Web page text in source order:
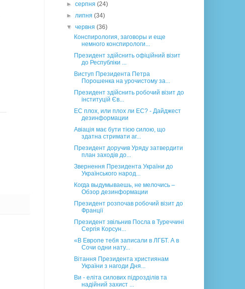
►серпня(24)
►липня(34)
▼червня(36)
Конспирология, заговоры и еще
немного конспирологи...
Президент здійснить офіційний візит
до Республіки ...
Виступ Президента Петра
Порошенка на урочистому за...
Президент здійснить робочий візит до
інституцій Єв...
ЕС плох, или плох ли ЕС? - Дайджест
дезинформации
Авіація має бути тією силою, що
здатна стримати аг...
Президент доручив Уряду затвердити
план заходів до...
Звернення Президента України до
Українського народ...
Когда выдумываешь, не мелочись –
Обзор дезинформации
Президент розпочав робочий візит до
Франції
Президент звільнив Посла в Туреччині
Сергія Корсун...
«В Европе тебя записали в ЛГБТ. А в
Сочи одни нату...
Вітання Президента християнам
України з нагоди Дня...
Ви - еліта силових підрозділів та
надійний захист ...